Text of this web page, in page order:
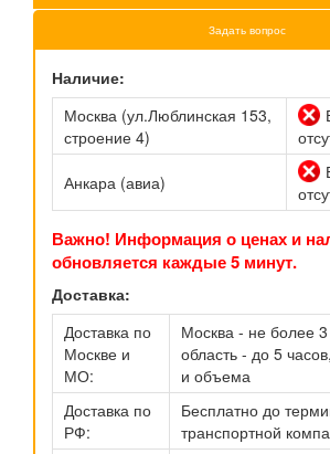
Задать вопрос
Наличие:
Москва (ул.Люблинская 153,
строение 4)
Анкара (авиа)
Важно! Информация о ценах и
обновляется каждые 5 минут.
Доставка:
Доставка по
Москве и
МО:
Москва - не более 3
область - до 5
и объема
Доставка по
РФ:
Бесплатно до
транспортной